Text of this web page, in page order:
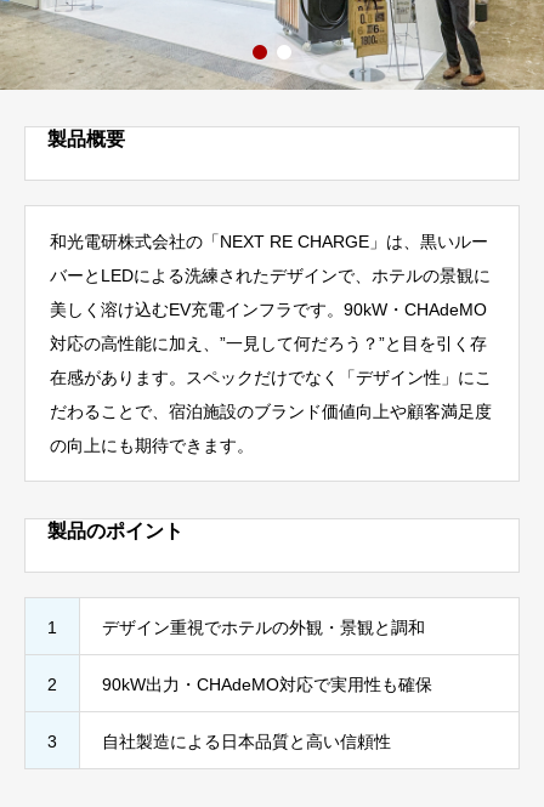
製品概要
和光電研株式会社の「NEXT RE CHARGE」は、黒いルー
バーとLEDによる洗練されたデザインで、ホテルの景観に
美しく溶け込むEV充電インフラです。90kW・CHAdeMO
対応の高性能に加え、”一見して何だろう？”と目を引く存
在感があります。スペックだけでなく「デザイン性」にこ
だわることで、宿泊施設のブランド価値向上や顧客満足度
の向上にも期待できます。
製品のポイント
1 デザイン重視でホテルの外観・景観と調和
2 90kW出力・CHAdeMO対応で実用性も確保
3 自社製造による日本品質と高い信頼性